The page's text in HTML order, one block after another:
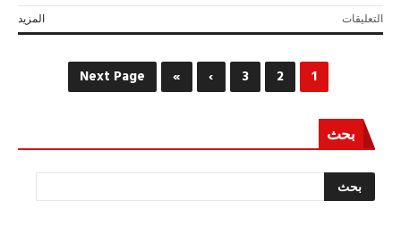
وإنساني
مغلقة
المزيد التعليقاتعلى
أمير
وغادر
وجبان
واستهدف
جهودنا
للوساطة
مغلقة
Next Page
بحث